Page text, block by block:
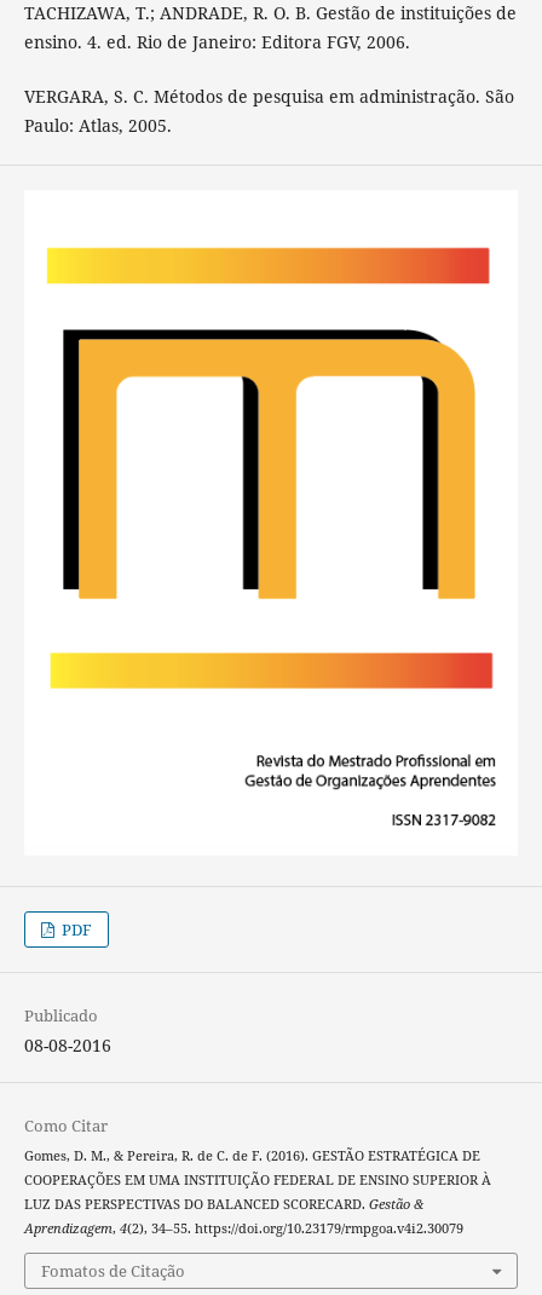
TACHIZAWA, T.; ANDRADE, R. O. B. Gestão de instituições de
ensino. 4. ed. Rio de Janeiro: Editora FGV, 2006.
VERGARA, S. C. Métodos de pesquisa em administração. São
Paulo: Atlas, 2005.
PDF
Publicado
08-08-2016
Como Citar
Gomes, D. M., & Pereira, R. de C. de F. (2016). GESTÃO ESTRATÉGICA DE
COOPERAÇÕES EM UMA INSTITUIÇÃO FEDERAL DE ENSINO SUPERIOR À
LUZ DAS PERSPECTIVAS DO BALANCED SCORECARD. Gestão &
Aprendizagem, 4(2), 34–55. https://doi.org/10.23179/rmpgoa.v4i2.30079
Fomatos de Citação